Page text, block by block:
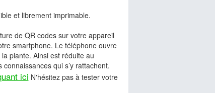
et librement imprimable.
de QR codes sur votre appareil
smartphone. Le téléphone ouvre
plante. Ainsi est réduite au
qui s’y rattachent.
ici N'hésitez pas à tester votre